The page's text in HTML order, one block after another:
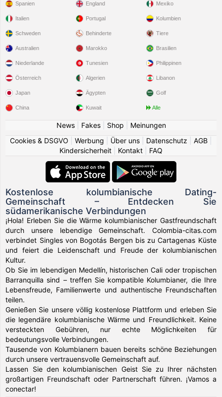
Spanien
Italien
Schweden
England
Portugal
Behinderte
Mexiko
Kolumbien
Tiere
Australien
Niederlande
Österreich
Japan
China
Marokko
Tunesien
Algerien
Ägypten
Kuwait
Brasilien
Philippinen
Libanon
Golf
Alle
News| Fakes| Shop
Meinungen
Cookies & DSGVO
Werbung Über uns Datenschutz AGB
Kindersicherheit
Kontakt FAQ
Kostenlose kolumbianische Dating-
Gemeinschaft – Entdecken Sie
südamerikanische Verbindungen
¡Hola! Erleben Sie die Wärme kolumbianischer Gastfreundschaft
durch unsere lebendige Gemeinschaft. Colombia-citas.com
verbindet Singles von Bogotás Bergen bis zu Cartagenas Küste
und feiert die Leidenschaft und Freude der kolumbianischen
Kultur.
Ob Sie im lebendigen Medellín, historischen Cali oder tropischen
Barranquilla sind – treffen Sie kompatible Kolumbianer, die Ihre
Lebensfreude, Familienwerte und authentische Freundschaften
teilen.
Genießen Sie unsere völlig kostenlose Plattform und erleben Sie
die legendäre kolumbianische Wärme und Freundlichkeit. Keine
versteckten Gebühren, nur echte Möglichkeiten für
bedeutungsvolle Verbindungen.
Tausende von Kolumbianern bauen bereits schöne Beziehungen
durch unsere vertrauensvolle Gemeinschaft auf.
Lassen Sie den kolumbianischen Geist Sie zu Ihrer nächsten
großartigen Freundschaft oder Partnerschaft führen. ¡Vamos a
conectar!